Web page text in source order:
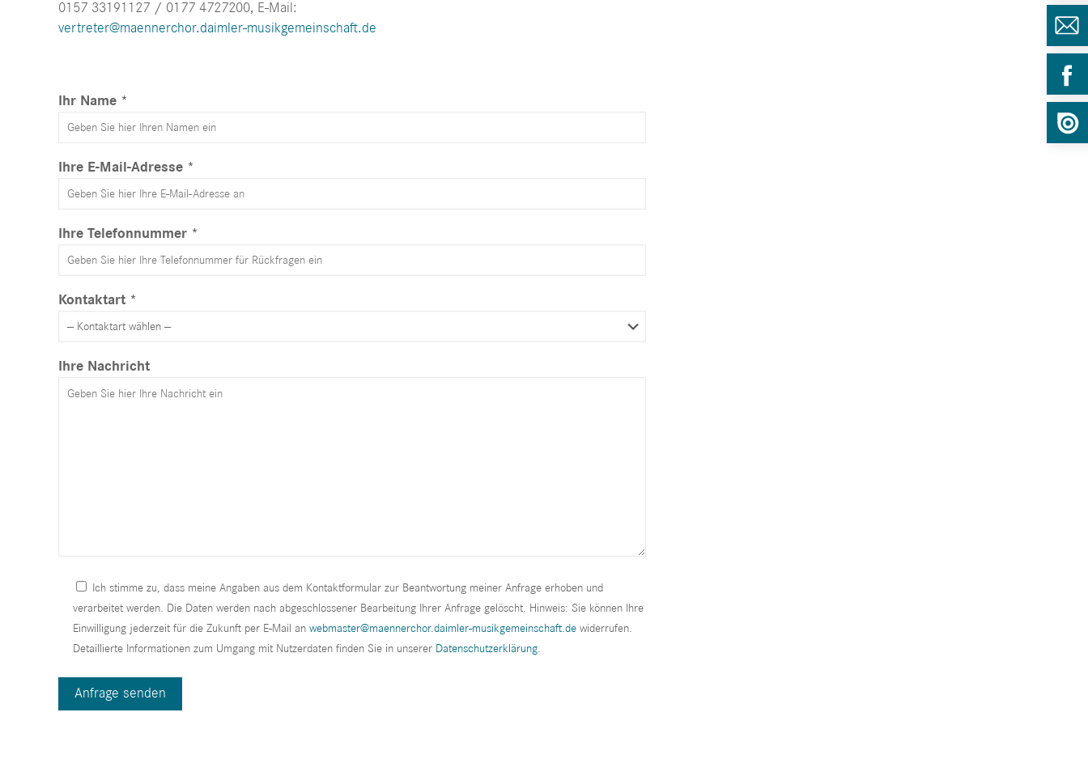
0157 33191127 / 0177 4727200, E-Mail:
vertreter@maennerchor.daimler-musikgemeinschaft.de
Ihr Name *
Ihre E-Mail-Adresse *
Ihre Telefonnummer *
Kontaktart *
Ihre Nachricht
Ich stimme zu, dass meine Angaben aus dem Kontaktformular zur Beantwortung meiner Anfrage erhoben und
verarbeitet werden. Die Daten werden nach abgeschlossener Bearbeitung Ihrer Anfrage gelöscht. Hinweis: Sie können Ihre
Einwilligung jederzeit für die Zukunft per E-Mail an webmaster@maennerchor.daimler-musikgemeinschaft.dewiderrufen.
Detaillierte Informationen zum Umgang mit Nutzerdaten finden Sie in unserer Datenschutzerklärung.